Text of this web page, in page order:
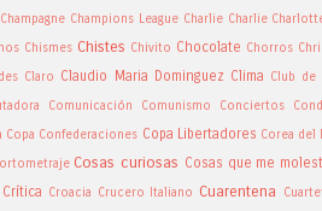
Champagne Champions League Charlie Charlie
Chismes Chistes Chivito Chocolate Chorros
Claro Claudio Maria Dominguez Clima Club de
Comunicación Comunismo Conciertos
Copa Confederaciones Copa Libertadores Corea del
Cosas curiosas Cosas que me
Crítica Croacia Crucero Italiano Cuarentena